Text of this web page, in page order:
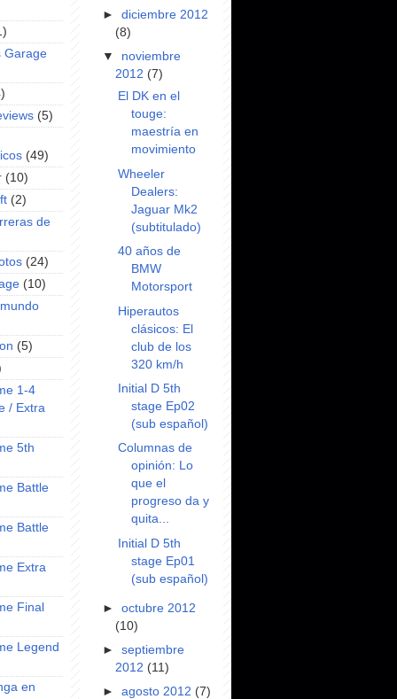
Garage
(5)
(49)
(10)
(2)
de
(24)
(10)
(5)
1-4
/ Extra
5th
Battle
Battle
Extra
Final
Legend
en
►diciembre 2012
(8)
▼ noviembre
2012 (7)
El DK en el
touge:
maestría en
movimiento
Wheeler
Dealers:
Jaguar Mk2
(subtitulado)
40 años de
BMW
Motorsport
Hiperautos
clásicos: El
club de los
320 km/h
Initial D 5th
stage Ep02
(sub español)
Columnas de
opinión: Lo
que el
progreso da y
quita...
Initial D 5th
stage Ep01
(sub español)
►octubre 2012
(10)
►septiembre
2012 (11)
►agosto 2012 (7)